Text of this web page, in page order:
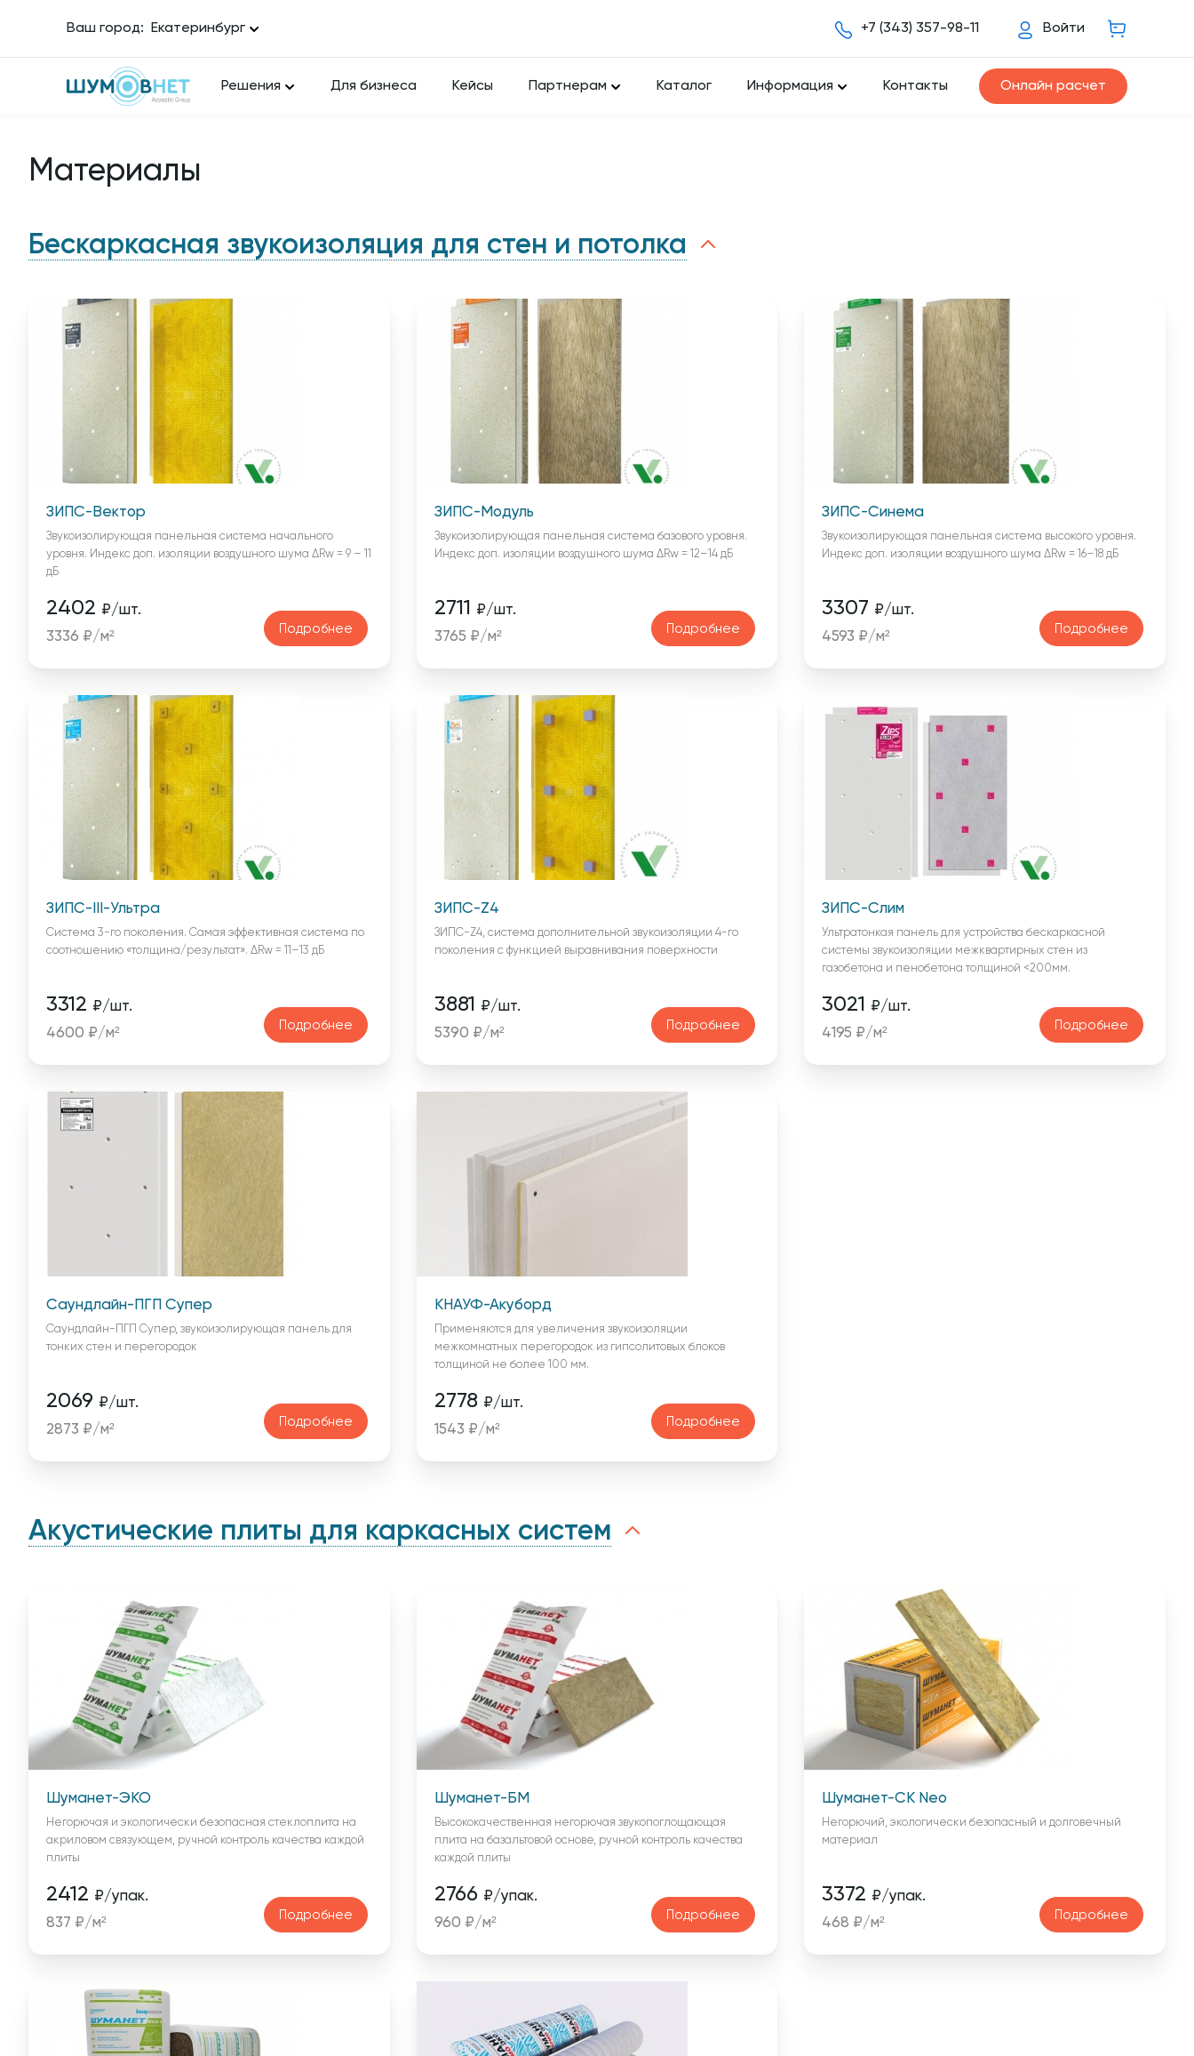
Ваш город: Екатеринбург +7 (343) 357-98-11 Войти
Решения Для бизнеса Кейсы Партнерам Каталог Информация Контакты Онлайн расчет
Материалы
Бескаркасная звукоизоляция для стен и потолка
ЗИПС-Вектор
Звукоизолирующая панельная система начального
уровня. Индекс доп. изоляции воздушного шума ΔRw = 9 – 11
дБ
2402 ₽/шт.
3336 ₽/м²
Подробнее
ЗИПС-Модуль
Звукоизолирующая панельная система базового уровня.
Индекс доп. изоляции воздушного шума ΔRw = 12–14 дБ
2711
₽/шт.
3765 ₽/м²
Подробнее
ЗИПС-Синема
Звукоизолирующая панельная система высокого уровня.
Индекс доп. изоляции воздушного шума ΔRw = 16–18 дБ
3307 ₽/шт.
4593 ₽/м²
Подробнее
ЗИПС-III-Ультра
Cистема 3-го поколения. Самая эффективная система по
соотношению «толщина/результат». ΔRw = 11–13 дБ
3312 ₽/шт.
4600 ₽/м²
Подробнее
ЗИПС-Z4
ЗИПС-Z4, система дополнительной звукоизоляции 4-го
поколения с функцией выравнивания поверхности
3881
₽/шт.
5390 ₽/м²
Подробнее
ЗИПС-Слим
Ультратонкая панель для устройства бескаркасной
системы звукоизоляции межквартирных стен из
газобетона и пенобетона толщиной <200мм.
3021
₽/шт.
4195 ₽/м²
Подробнее
Саундлайн-ПГП Супер
Саундлайн-ПГП Супер, звукоизолирующая панель для
тонких стен и перегородок
2069 ₽/шт.
2873 ₽/м²
Подробнее
КНАУФ-Акуборд
Применяются для увеличения звукоизоляции
межкомнатных перегородок из гипсолитовых блоков
толщиной не более 100 мм.
2778 ₽/шт.
1543 ₽/м²
Подробнее
Акустические плиты для каркасных систем
Шуманет-ЭКО
Негорючая и экологически безопасная стеклоплита на
акриловом связующем, ручной контроль качества каждой
плиты
2412 ₽/упак.
837 ₽/м²
Подробнее
Шуманет-БМ
Высококачественная негорючая звукопоглощающая
плита на базальтовой основе, ручной контроль качества
каждой плиты
2766 ₽/упак.
960 ₽/м²
Подробнее
Шуманет-СК Neo
Негорючий, экологически безопасный и долговечный
материал
3372 ₽/упак.
468 ₽/м²
Подробнее